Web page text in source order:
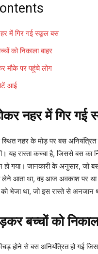
में गिर गई स्कूल बस
को निकाला बाहर
मौके पर पहुंचे लोग
आई
नहर में गिर
स्थित नहर के मोड़ पर बस
यह रास्ता कच्चा है, जिससे बस का
हो गया। जानकारी के अनुसार, जो
लेने आता था, वह आज अवकाश पर
भेजा था, जो इस रास्ते से अनजान
बच्चों को
होने से बस अनियंत्रित हो गई